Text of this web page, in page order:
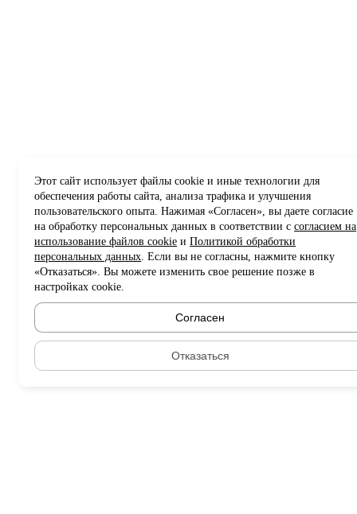
Этот сайт использует файлы cookie и иные технологии для
обеспечения работы сайта, анализа трафика и улучшения
пользовательского опыта. Нажимая «Согласен», вы даете согласие
на обработку персональных данных в соответствии ссогласием на
использование файлов cookie иПолитикой обработки
персональных данных. Если вы не согласны, нажмите кнопку
«Отказаться». Вы можете изменить свое решение позже в
настройках cookie.
Согласен
Отказаться